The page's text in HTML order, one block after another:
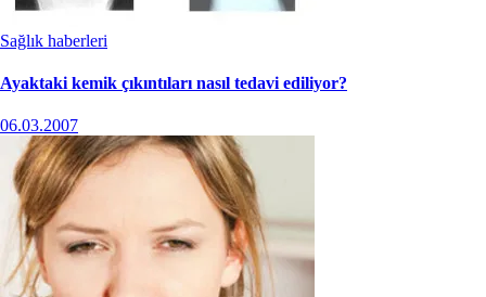
Sağlık haberleri
Ayaktaki kemik çıkıntıları nasıl tedavi ediliyor?
06.03.2007